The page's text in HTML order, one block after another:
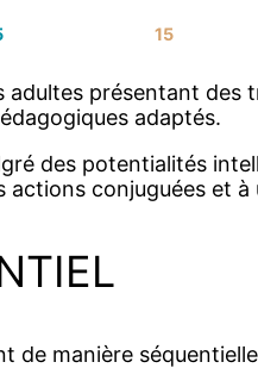
15
adultes présentant
adaptés.
des potentialités
conjuguées et
de manière